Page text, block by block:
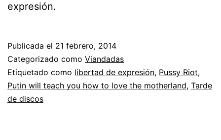
expresión.
Publicada el 21 febrero, 2014
Categorizado como Viandadas
Etiquetado como libertad de expresión, Pussy Riot,
Putin will teach you how to love the motherland, Tarde
de discos